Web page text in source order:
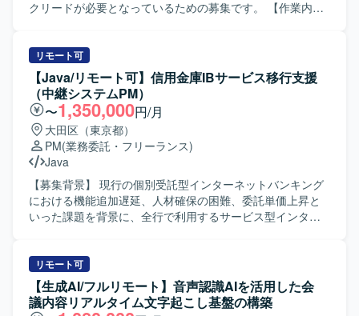
衝・調整を円滑に行える高いコミュニケーション能力をお
業務効率化や事業成長に直結するプロジェクトに上流工程
から関わることができます。 複数のステークホルダーと協
働しながら、要件整理から推進まで一貫して携わること
で、ビジネス理解とプロジェクトマネジメントスキルの双
方を高められる環境です。 【開発環境】 Webシステムおよ
びスマートフォンアプリケーションを対象としたプロジェ
クト環境となります。
クリードが必要となっているための募集です。 【作業内
いただきます。 コードレビューを含む技術的な品質管理を
行っていただきます。 テストシナリオの策定・管理を実施
していただきます。 【求める人物像】 技術とマネジメント
の両面からプロジェクトをリードできる方を求めていま
す。 複数チームと円滑にコミュニケーションを取りなが
ら、課題解決に主体的に取り組める方を歓迎いたします。
【ポジションの魅力】 大規模な基幹システム開発におい
て、3チームを横断するPM兼テックリードとして上流から
品質管理まで一貫して関わることができます。 PHPやGoを
中心とした技術スタックに加え、モダンなインフラ環境に
も触れながら、技術的リードとマネジメント経験を同時に
React.js データベース：Aurora（PostgreSQL） インフラ／
ツール：AWS、Terraform、GitHub、NewRelic、Docker
リモート可
【Java/リモート可】信用金庫IBサービス移行支援
（中継システムPM）
〜1,350,000円/月
大田区（東京都）
PM(業務委託・フリーランス)
Java
【募集背景】 現行の個別受託型インターネットバンキング
における機能追加遅延、人材確保の困難、委託単価上昇と
いった課題を背景に、全行で利用するサービス型インター
ジメントを担う人材が必要となっております。 【作業内
容】 中継システムおよびファイル連携機能を中心に、試験
工程の推進および統括マネジメントをご担当いただきま
す。具体的には、仕様や既存資産との整合性を踏まえた課
リモート可
【生成AI/フルリモート】音声認識AIを活用した会
議内容リアルタイム文字起こし基盤の構築